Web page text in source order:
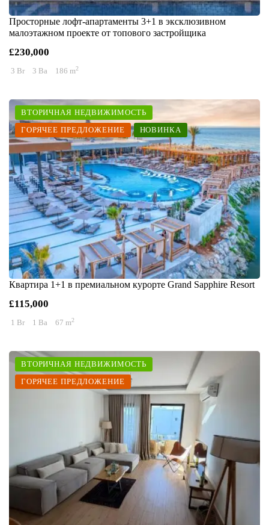
Просторные лофт-апартаменты 3+1 в эксклюзивном
малоэтажном проекте от топового застройщика
£230,000
3 Br 3 Ba 186 m2
ВТОРИЧНАЯ НЕДВИЖИМОСТЬ
ГОРЯЧЕЕ ПРЕДЛОЖЕНИЕ
НОВИНКА
Квартира 1+1 в премиальном курорте Grand Sapphire Resort
£115,000
1 Br 1 Ba 67 m2
ВТОРИЧНАЯ НЕДВИЖИМОСТЬ
ГОРЯЧЕЕ ПРЕДЛОЖЕНИЕ